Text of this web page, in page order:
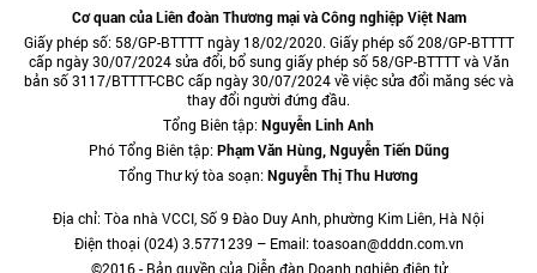
Cơ quan của Liên đoàn Thương mại và Công nghiệp Việt Nam
Giấy phép số: 58/GP-BTTTT ngày 18/02/2020. Giấy phép số 208/GP-BTTTT
cấp ngày 30/07/2024 sửa đổi, bổ sung giấy phép số 58/GP-BTTTT và Văn
bản số 3117/BTTTT-CBC cấp ngày 30/07/2024 về việc sửa đổi măng séc và
thay đổi người đứng đầu.
Tổng Biên tập:Nguyễn Linh Anh
Phó Tổng Biên tập:Phạm Văn Hùng, Nguyễn Tiến Dũng
Tổng Thư ký tòa soạn:Nguyễn Thị Thu Hương
Địa chỉ: Tòa nhà VCCI, Số 9 Đào Duy Anh, phường Kim Liên, Hà Nội
Điện thoại (024) 3.5771239 – Email: toasoan@dddn.com.vn
©2016 - Bản quyền của Diễn đàn Doanh nghiệp điện tử